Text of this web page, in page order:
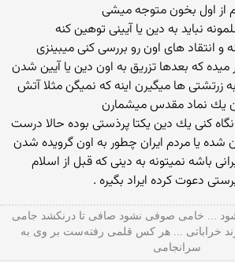
نباید به دین یا آیینی توهین كنه
و انتقاد های اون رو بررسی كنی میبینزی
میده كه بعدها تزریق به اون دین یا آیین شدن
به زرتشتی ها میگیرن اینه كه نمیگن مثلا آتش
یك نماد مقدس میشمارن
كنی یك دین یكتا پرذستی بوده حالا درست
شده یا مردم ایران چطور به اون گرویده شدن
باشه نمیتونه به دینی كه قبل از اسلام
دعوت كرده ایراد بگیره .
شود ... خامی صوفی نشود صافی تا درنکشد جامی
خراباتی ... هر کس قلمی رفته‌ست بر وی به
سرانجامی